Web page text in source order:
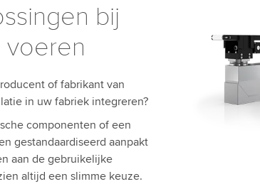
bij
of fabrikant van
in uw fabriek integreren?
componenten of een
gestandaardiseerd aanpakt
aan de gebruikelijke
altijd een slimme keuze.